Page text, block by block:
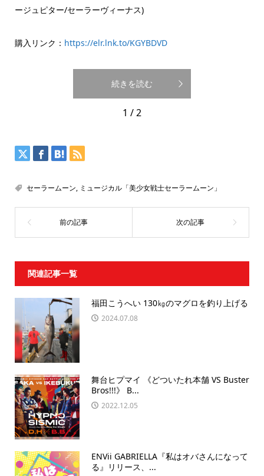
ージュピター/セーラーヴィーナス)
購入リンク： https://elr.lnk.to/KGYBDVD
続きを読む
1 / 2
セーラームーン, ミュージカル「美少女戦士セーラームーン」
関連記事一覧
福田こうへい 130㎏のマグロを釣り上げる
2024.07.08
舞台ヒプマイ 《どついたれ本舗 VS Buster
Bros!!!》 B...
2022.12.05
ENVii GABRIELLA『私はオバさんになって
る』リリース、...